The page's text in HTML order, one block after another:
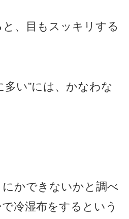
、目もスッキリする
多い”には、かなわな
かできないかと調べ
冷湿布をするという